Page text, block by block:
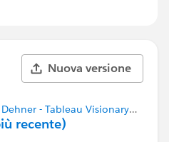
Nuova versione
- Tableau Visionary
recente)